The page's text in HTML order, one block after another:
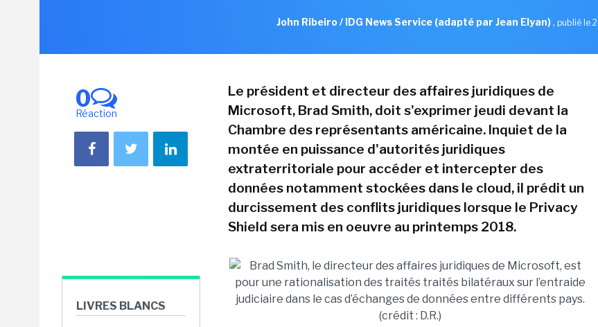
John Ribeiro / IDG News Service (adapté par Jean Elyan), publié le
0
Réaction
LIVRES BLANCS
Le président et directeur des affaires juridiques de
Microsoft, Brad Smith, doit s'exprimer jeudi devant la
Chambre des représentants américaine. Inquiet de la
montée en puissance d'autorités juridiques
extraterritoriale pour accéder et intercepter des
données notamment stockées dans le cloud, il prédit un
durcissement des conflits juridiques lorsque le Privacy
Shield sera mis en oeuvre au printemps 2018.